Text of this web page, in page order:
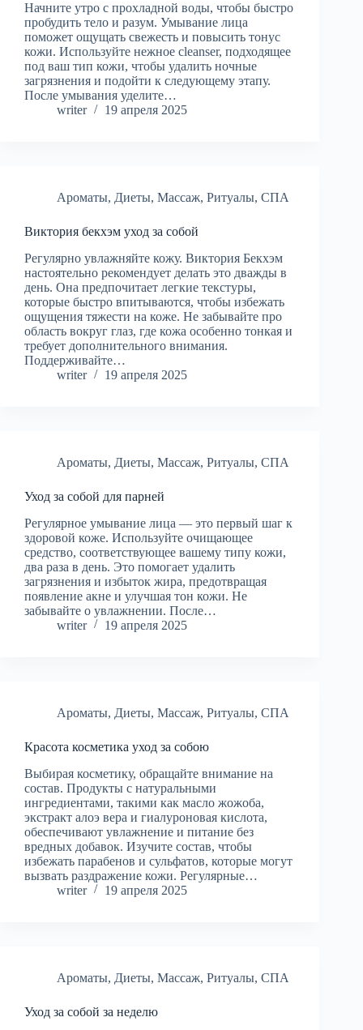
Начните утро с прохладной воды, чтобы быстро
пробудить тело и разум. Умывание лица
поможет ощущать свежесть и повысить тонус
кожи. Используйте нежное cleanser, подходящее
под ваш тип кожи, чтобы удалить ночные
загрязнения и подойти к следующему этапу.
После умывания уделите…
writer
19 апреля 2025
Ароматы, Диеты, Массаж, Ритуалы, СПА
Виктория бекхэм уход за собой
Регулярно увлажняйте кожу. Виктория Бекхэм
настоятельно рекомендует делать это дважды в
день. Она предпочитает легкие текстуры,
которые быстро впитываются, чтобы избежать
ощущения тяжести на коже. Не забывайте про
область вокруг глаз, где кожа особенно тонкая и
требует дополнительного внимания.
Поддерживайте…
writer
19 апреля 2025
Ароматы, Диеты, Массаж, Ритуалы, СПА
Уход за собой для парней
Регулярное умывание лица — это первый шаг к
здоровой коже. Используйте очищающее
средство, соответствующее вашему типу кожи,
два раза в день. Это помогает удалить
загрязнения и избыток жира, предотвращая
появление акне и улучшая тон кожи. Не
забывайте о увлажнении. После…
writer
19 апреля 2025
Ароматы, Диеты, Массаж, Ритуалы, СПА
Красота косметика уход за собою
Выбирая косметику, обращайте внимание на
состав. Продукты с натуральными
ингредиентами, такими как масло жожоба,
экстракт алоэ вера и гиалуроновая кислота,
обеспечивают увлажнение и питание без
вредных добавок. Изучите состав, чтобы
избежать парабенов и сульфатов, которые могут
вызвать раздражение кожи. Регулярные…
writer
19 апреля 2025
Ароматы, Диеты, Массаж, Ритуалы, СПА
Уход за собой за неделю